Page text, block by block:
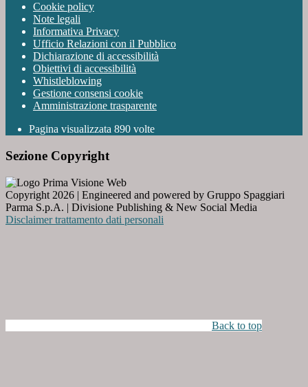
Cookie policy
Note legali
Informativa Privacy
Ufficio Relazioni con il Pubblico
Dichiarazione di accessibilità
Obiettivi di accessibilità
Whistleblowing
Gestione consensi cookie
Amministrazione trasparente
Pagina visualizzata 890 volte
Sezione Copyright
Copyright 2026 | Engineered and powered by Gruppo Spaggiari
Parma S.p.A. | Divisione Publishing & New Social Media
Disclaimer trattamento dati personali
Back to top